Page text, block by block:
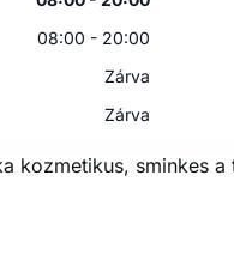
08:00 - 20:00
Zárva
Zárva